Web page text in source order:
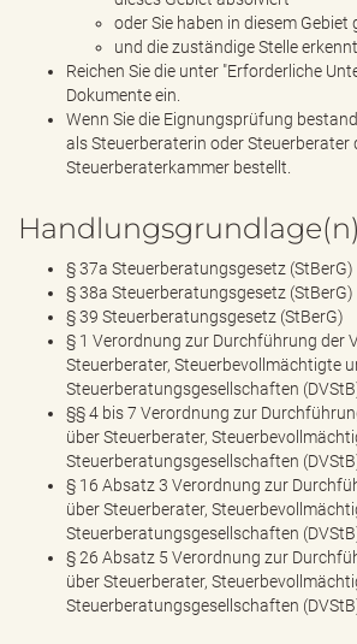
oder Sie haben in diesem Gebiet
und die zuständige Stelle
Reichen Sie die unter "Erforderliche
Dokumente ein.
Wenn Sie die Eignungsprüfung
als Steuerberaterin oder Steuerberater
Steuerberaterkammer bestellt.
Handlungsgrundlage(n)
§ 37a Steuerberatungsgesetz (StBerG)
§ 38a Steuerberatungsgesetz (StBerG)
§ 39 Steuerberatungsgesetz (StBerG)
§ 1 Verordnung zur Durchführung der
Steuerberater, Steuerbevollmächtigte
Steuerberatungsgesellschaften
§§ 4 bis 7 Verordnung zur
über Steuerberater,
Steuerberatungsgesellschaften
§ 16 Absatz 3 Verordnung zur
über Steuerberater,
Steuerberatungsgesellschaften
§ 26 Absatz 5 Verordnung zur
über Steuerberater,
Steuerberatungsgesellschaften